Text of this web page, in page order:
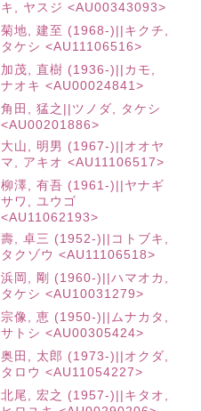
キ, ヤスジ <AU00343093>
菊地, 建至 (1968-)||キクチ,
タケシ <AU11106516>
加茂, 直樹 (1936-)||カモ,
ナオキ <AU00024841>
角田, 猛之||ツノダ, タケシ
<AU00201886>
大山, 明男 (1967-)||オオヤ
マ, アキオ <AU11106517>
柳澤, 有吾 (1961-)||ヤナギ
サワ, ユウゴ
<AU11062193>
壽, 卓三 (1952-)||コトブキ,
タクゾウ <AU11106518>
浜岡, 剛 (1960-)||ハマオカ,
タケシ <AU10031279>
宗像, 恵 (1950-)||ムナカタ,
サトシ <AU00305424>
奥田, 太郎 (1973-)||オクダ,
タロウ <AU11054227>
北尾, 宏之 (1957-)||キタオ,